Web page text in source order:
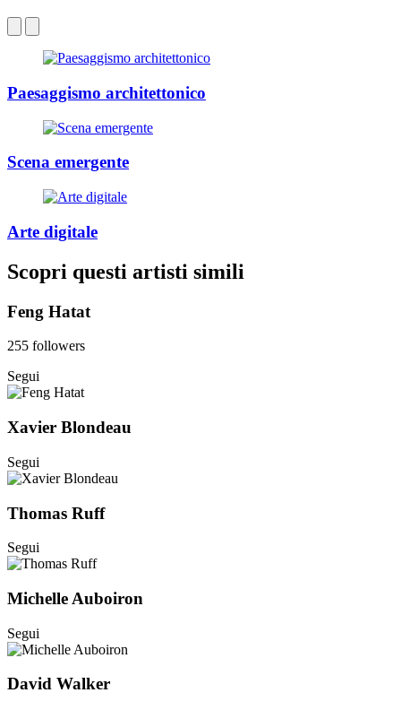
Paesaggismo architettonico
Scena emergente
Arte digitale
Scopri questi artisti simili
Feng Hatat
255 followers
Segui
Xavier Blondeau
Segui
Thomas Ruff
Segui
Michelle Auboiron
Segui
David Walker